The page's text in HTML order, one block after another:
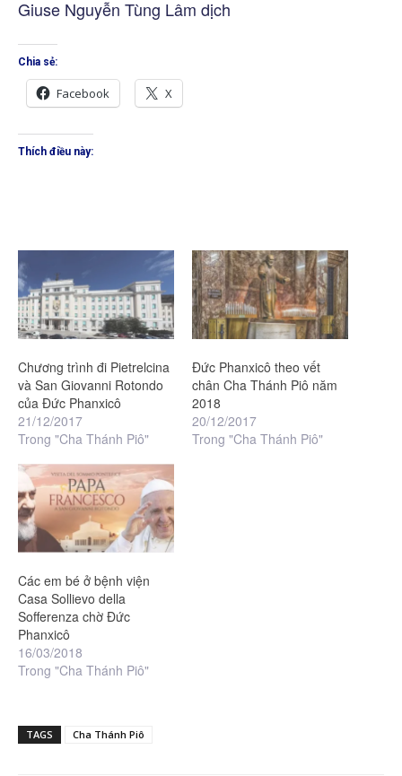
Giuse Nguyễn Tùng Lâm dịch
Chia sẻ:
Facebook X
Thích điều này:
Chương trình đi Pietrelcina
và San Giovanni Rotondo
của Đức Phanxicô
21/12/2017
Trong "Cha Thánh Piô"
Đức Phanxicô theo vết
chân Cha Thánh Piô năm
2018
20/12/2017
Trong "Cha Thánh Piô"
Các em bé ở bệnh viện
Casa Sollievo della
Sofferenza chờ Đức
Phanxicô
16/03/2018
Trong "Cha Thánh Piô"
TAGS Cha Thánh Piô